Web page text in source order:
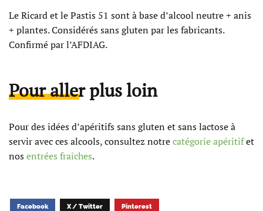
Le Ricard et le Pastis 51 sont à base d’alcool neutre + anis
+ plantes. Considérés sans gluten par les fabricants.
Confirmé par l’AFDIAG.
Pour aller plus loin
Pour des idées d’apéritifs sans gluten et sans lactose à
servir avec ces alcools, consultez notrecatégorie apéritifet
nosentrées fraîches.
Facebook X / Twitter Pinterest